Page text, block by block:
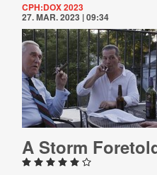
CPH:DOX 2023
27. MAR. 2023 | 09:34
A Storm